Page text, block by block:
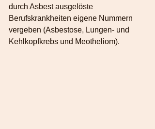
durch Asbest ausgelöste
Berufskrankheiten eigene Nummern
vergeben (Asbestose, Lungen- und
Kehlkopfkrebs und Meotheliom).